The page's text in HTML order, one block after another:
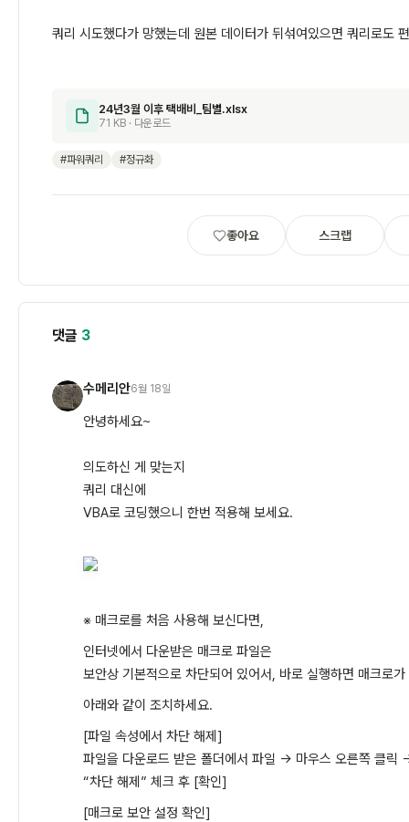
쿼리 시도했다가 망했는데 원본 데이터가 뒤섞여있으면 쿼리로도
24년3월 이후 택배비_팀별.xlsx
71 KB · 다운로드
#파워쿼리 #정규화
좋아요 스크랩
댓글 3
수 수메리안6월 18일
안녕하세요~
의도하신 게 맞는지
쿼리 대신에
VBA로 코딩했으니 한번 적용해 보세요.
※ 매크로를 처음 사용해 보신다면,
인터넷에서 다운받은 매크로 파일은
보안상 기본적으로 차단되어 있어서, 바로 실행하면 매크로
아래와 같이 조치하세요.
[파일 속성에서 차단 해제]
파일을 다운로드 받은 폴더에서 파일 → 마우스 오른쪽 클릭
“차단 해제” 체크 후 [확인]
[매크로 보안 설정 확인]